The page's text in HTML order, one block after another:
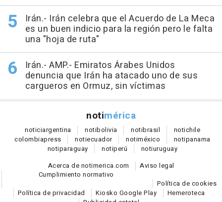
Irán.- Irán celebra que el Acuerdo de La Meca
es un buen indicio para la región pero le falta
una "hoja de ruta"
Irán.- AMP.- Emiratos Árabes Unidos
denuncia que Irán ha atacado uno de sus
cargueros en Ormuz, sin víctimas
notimérica
noticiargentina notibolivia notibrasil notichile
colombiapress notiecuador notiméxico notipanama
notiparaguay notiperú notiuruguay
Acerca de notimerica.com
Aviso legal
Cumplimiento normativo
Política de cookies
Política de privacidad
Kiosko Google Play
Hemeroteca